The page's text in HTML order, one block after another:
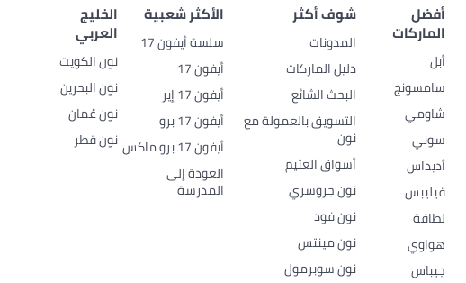
أفضل
الماركات
أبل
سامسونج
شاومي
سوني
أديداس
فيليبس
لطافة
هواوي
جيباس
شوف أكثر
المدونات
دليل الماركات
البحث الشائع
التسويق بالعمولة مع
نون
أسواق العثيم
نون جروسري
نون فود
نون مينتس
نون سوبرمول
الأكثر شعبية
سلسة أيفون 17
أيفون 17
أيفون 17 إير
أيفون 17 برو
أيفون 17 برو ماكس
العودة إلى
المدرسة
الخليج
العربي
نون الكويت
نون البحرين
نون عُمان
نون قطر